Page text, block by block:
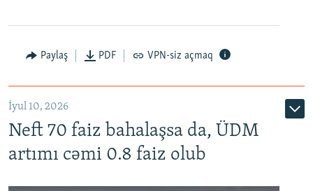
Paylaş PDF VPN-siz açmaq
İyul 10, 2026
Neft 70 faiz bahalaşsa da, ÜDM
artımı cəmi 0.8 faiz olub